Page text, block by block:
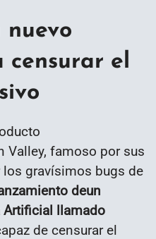
nuevo
censurar el
Valley, famoso por sus
gravísimos bugs de
deun
Artificial llamado
de censurar el